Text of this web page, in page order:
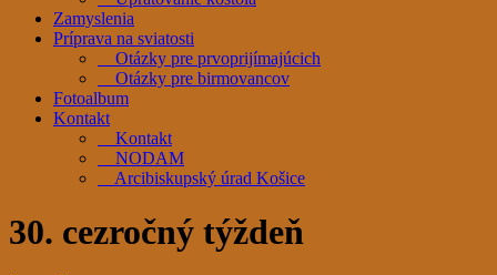
Zamyslenia
Príprava na sviatosti
Otázky pre prvoprijímajúcich
Otázky pre birmovancov
Fotoalbum
Kontakt
Kontakt
NODAM
Arcibiskupský úrad Košice
30. cezročný týždeň